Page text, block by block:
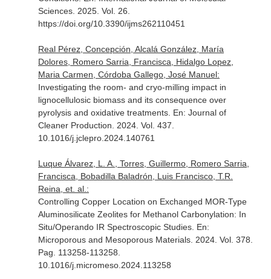
Sciences. 2025. Vol. 26.
https://doi.org/10.3390/ijms262110451
Real Pérez, Concepción, Alcalá González, María
Dolores, Romero Sarria, Francisca, Hidalgo Lopez,
Maria Carmen, Córdoba Gallego, José Manuel:
Investigating the room- and cryo-milling impact in
lignocellulosic biomass and its consequence over
pyrolysis and oxidative treatments. En: Journal of
Cleaner Production . 2024. Vol. 437.
10.1016/j.jclepro.2024.140761
Luque Álvarez, L. A., Torres, Guillermo, Romero Sarria,
Francisca, Bobadilla Baladrón, Luis Francisco, T.R.
Reina, et. al.:
Controlling Copper Location on Exchanged MOR-Type
Aluminosilicate Zeolites for Methanol Carbonylation: In
Situ/Operando IR Spectroscopic Studies. En:
Microporous and Mesoporous Materials. 2024. Vol. 378.
Pag. 113258-113258.
10.1016/j.micromeso.2024.113258